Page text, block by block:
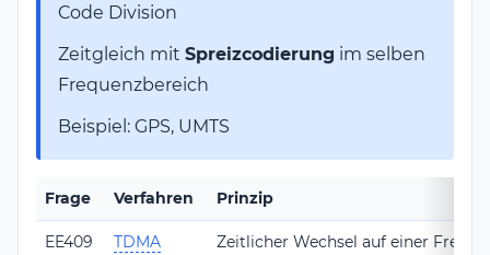
Code Division
Zeitgleich mit Spreizcodierung im selben
Frequenzbereich
Beispiel: GPS, UMTS
Frage Verfahren Prinzip
EE409 TDMA Zeitlicher Wechsel auf einer